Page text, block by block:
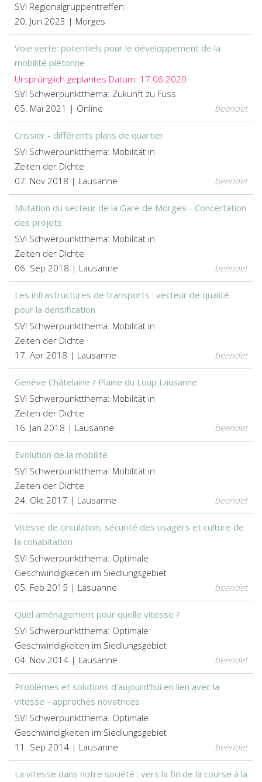
SVI Regionalgruppentreffen
20. Jun 2023 | Morges
Voie verte: potentiels pour le développement de la
mobilité piétonne
Ursprünglich geplantes Datum: 17.06.2020
SVI Schwerpunktthema: Zukunft zu Fuss
05. Mai 2021 | Online
beendet
Crissier - différents plans de quartier
SVI Schwerpunktthema: Mobilität in
Zeiten der Dichte
07. Nov 2018 | Lausanne
beendet
Mutation du secteur de la Gare de Morges - Concertation
des projets
SVI Schwerpunktthema: Mobilität in
Zeiten der Dichte
06. Sep 2018 | Lausanne
beendet
Les infrastructures de transports : vecteur de qualité
pour la densification
SVI Schwerpunktthema: Mobilität in
Zeiten der Dichte
17. Apr 2018 | Lausanne
beendet
Genève Châtelaine / Plaine du Loup Lausanne
SVI Schwerpunktthema: Mobilität in
Zeiten der Dichte
16. Jan 2018 | Lausanne
beendet
Evolution de la mobilité
SVI Schwerpunktthema: Mobilität in
Zeiten der Dichte
24. Okt 2017 | Lausanne
beendet
Vitesse de circulation, sécurité des usagers et culture de
la cohabitation
SVI Schwerpunktthema: Optimale
Geschwindigkeiten im Siedlungsgebiet
05. Feb 2015 | Lasuanne
beendet
Quel aménagement pour quelle vitesse ?
SVI Schwerpunktthema: Optimale
Geschwindigkeiten im Siedlungsgebiet
04. Nov 2014 | Lausanne
beendet
Problèmes et solutions d'aujourd'hui en lien avec la
vitesse - approches novatrices
SVI Schwerpunktthema: Optimale
Geschwindigkeiten im Siedlungsgebiet
11. Sep 2014 | Lausanne
beendet
La vitesse dans notre société : vers la fin de la course à la